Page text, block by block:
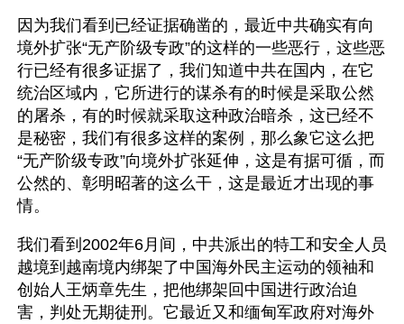
因为我们看到已经证据确凿的，最近中共确实有向
境外扩张“无产阶级专政”的这样的一些恶行，这些恶
行已经有很多证据了，我们知道中共在国内，在它
统治区域内，它所进行的谋杀有的时候是采取公然
的屠杀，有的时候就采取这种政治暗杀，这已经不
是秘密，我们有很多这样的案例，那么象它这么把
“无产阶级专政”向境外扩张延伸，这是有据可循，而
公然的、彰明昭著的这么干，这是最近才出现的事
情。
我们看到2002年6月间，中共派出的特工和安全人员
越境到越南境内绑架了中国海外民主运动的领袖和
创始人王炳章先生，把他绑架回中国进行政治迫
害，判处无期徒刑。它最近又和缅甸军政府对海外